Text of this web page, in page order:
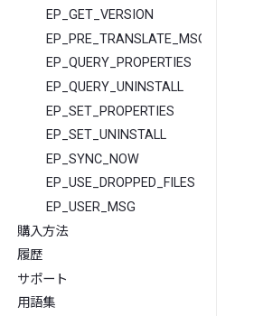
EP_GET_VERSION
EP_PRE_TRANSLATE_MSG
EP_QUERY_PROPERTIES
EP_QUERY_UNINSTALL
EP_SET_PROPERTIES
EP_SET_UNINSTALL
EP_SYNC_NOW
EP_USE_DROPPED_FILES
EP_USER_MSG
購入方法
履歴
サポート
用語集